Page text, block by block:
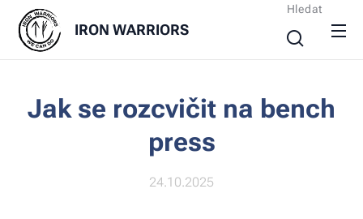
IRON WARRIORS
Hledat
Jak se rozcvičit na bench
press
24.10.2025